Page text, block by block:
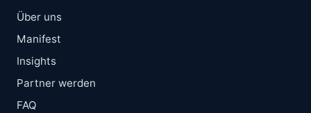
Über uns
Manifest
Insights
Partner werden
FAQ